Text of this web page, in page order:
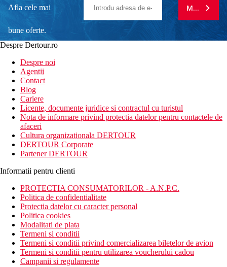
Afla cele mai
bune oferte.
newsletter!
MA
Despre Dertour.ro
Despre noi
Agentii
Contact
Blog
Cariere
Licente, documente juridice si contractul cu turistul
Nota de informare privind protectia datelor pentru contactele de
afaceri
Cultura organizationala DERTOUR
DERTOUR Corporate
Partener DERTOUR
Informatii pentru clienti
PROTECTIA CONSUMATORILOR - A.N.P.C.
Politica de confidentialitate
Protectia datelor cu caracter personal
Politica cookies
Modalitati de plata
Termeni si conditii
Termeni si conditii privind comercializarea biletelor de avion
Termeni si conditii pentru utilizarea voucherului cadou
Campanii si regulamente